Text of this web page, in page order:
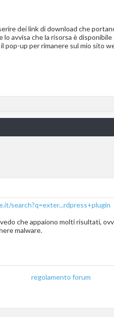
dei link di download che
avvisa che la risorsa è
up per rimanere sul mio sito
search?q=exter...rdpress+plugin
che appaiono molti risultati,
malware.
regolamento forum